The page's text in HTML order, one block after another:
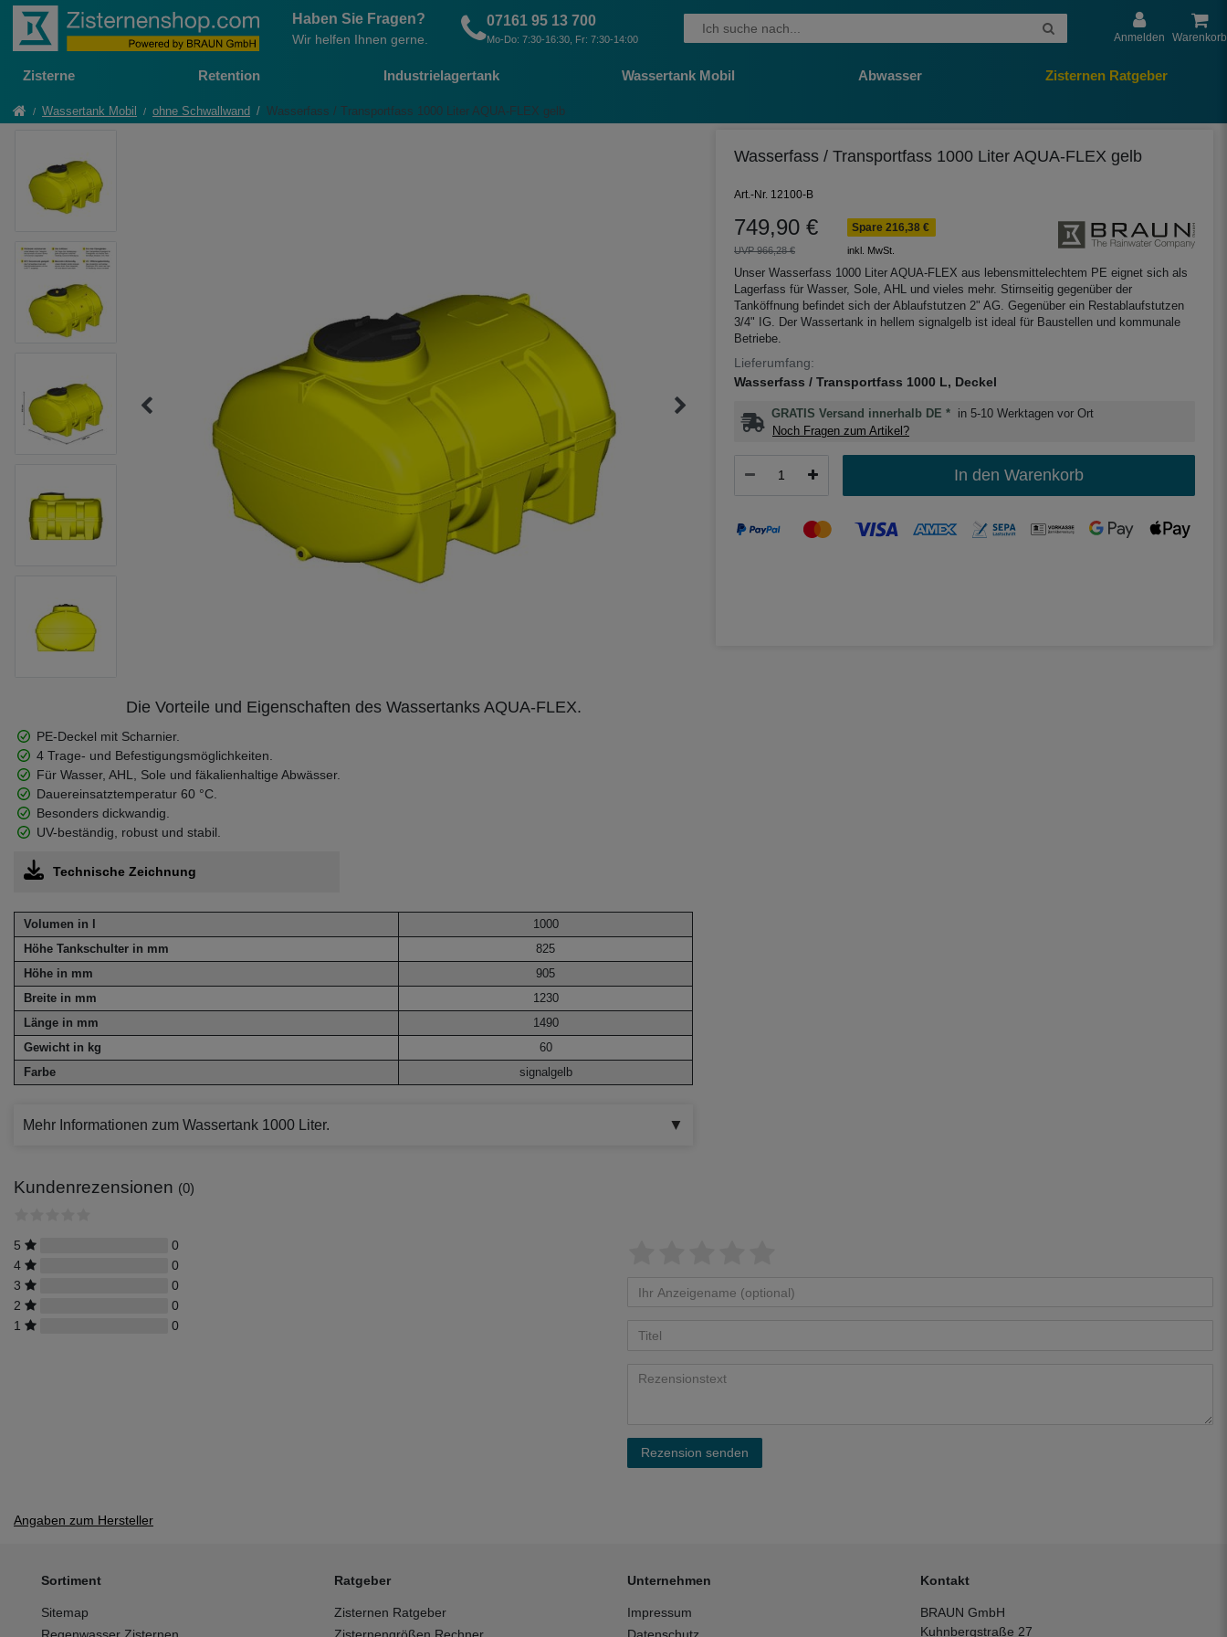
Haben Sie Fragen?
Wir helfen Ihnen gerne.
07161 95 13 700
Mo-Do: 7:30-16:30, Fr: 7:30-14:00 Anmelden Warenkorb
Zisterne Retention Industrielagertank Wassertank Mobil Abwasser Zisternen Ratgeber
Wassertank Mobil ohne Schwallwand Wasserfass / Transportfass 1000 Liter AQUA-FLEX gelb
Wasserfass / Transportfass 1000 Liter AQUA-FLEX gelb
Art.-Nr. 12100-B
749,90 € Spare 216,38 €
UVP 966,28 € inkl. MwSt.
Unser Wasserfass 1000 Liter AQUA-FLEX aus lebensmittelechtem PE eignet sich als
Lagerfass für Wasser, Sole, AHL und vieles mehr. Stirnseitig gegenüber der
Tanköffnung befindet sich der Ablaufstutzen 2" AG. Gegenüber ein Restablaufstutzen
3/4" IG. Der Wassertank in hellem signalgelb ist ideal für Baustellen und kommunale
Betriebe.
Lieferumfang:
Wasserfass / Transportfass 1000 L, Deckel
GRATIS Versand innerhalb DE *
in 5-10 Werktagen vor Ort
Noch Fragen zum Artikel?
In den Warenkorb
Die Vorteile und Eigenschaften des Wassertanks AQUA-FLEX.
PE-Deckel mit Scharnier.
4 Trage- und Befestigungsmöglichkeiten.
Für Wasser, AHL, Sole und fäkalienhaltige Abwässer.
Dauereinsatztemperatur 60 °C.
Besonders dickwandig.
UV-beständig, robust und stabil.
Technische Zeichnung
Volumen in l
1000
Höhe Tankschulter in mm
825
Höhe in mm
905
Breite in mm
1230
Länge in mm
1490
Gewicht in kg
60
Farbe
signalgelb
Mehr Informationen zum Wassertank 1000 Liter.
Kundenrezensionen (0)
5
0
4
0
3
0
2
0
1
0
Rezension senden
Angaben zum Hersteller
Sortiment
Sitemap
Ratgeber
Zisternen Ratgeber
Unternehmen
Impressum
Kontakt
BRAUN GmbH
Kuhnbergstraße 27